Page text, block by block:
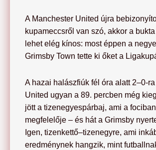
A Manchester United újra
kupameccsről van szó, akkor a
lehet elég kínos: most éppen a
Grimsby Town tette ki őket a
A hazai halászfiúk fél óra alatt 2–0-
United ugyan a 89. percben még
jött a tizenegyespárbaj, ami a
megfelelője – és hát a Grimsby
Igen, tizenkettő–tizenegyre, ami
eredménynek hangzik, mint